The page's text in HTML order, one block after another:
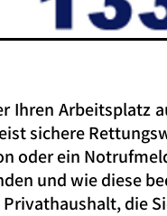
Ihren Arbeitsplatz
sichere
oder ein
und wie diese
die